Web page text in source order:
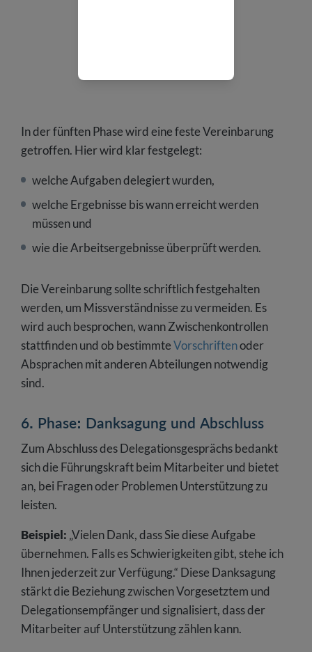
In der fünften Phase wird eine feste Vereinbarung
getroffen. Hier wird klar festgelegt:
welche Aufgaben delegiert wurden,
welche Ergebnisse bis wann erreicht werden
müssen und
wie die Arbeitsergebnisse überprüft werden.
Die Vereinbarung sollte schriftlich festgehalten
werden, um Missverständnisse zu vermeiden. Es
wird auch besprochen, wann Zwischenkontrollen
stattfinden und ob bestimmteVorschriftenoder
Absprachen mit anderen Abteilungen notwendig
sind.
6. Phase: Danksagung und Abschluss
Zum Abschluss des Delegationsgesprächs bedankt
sich die Führungskraft beim Mitarbeiter und bietet
an, bei Fragen oder Problemen Unterstützung zu
leisten.
Beispiel: „Vielen Dank, dass Sie diese Aufgabe
übernehmen. Falls es Schwierigkeiten gibt, stehe ich
Ihnen jederzeit zur Verfügung.“ Diese Danksagung
stärkt die Beziehung zwischen Vorgesetztem und
Delegationsempfänger und signalisiert, dass der
Mitarbeiter auf Unterstützung zählen kann.